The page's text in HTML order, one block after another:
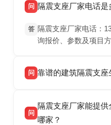
问 隔震支座厂家电话是
答 隔震支座厂家电话：
询报价、参数及项目方
问 靠谱的建筑隔震支座
震支座厂家，专业生
HDR 高阻尼、FPS 摩
问
隔震支座厂家能提
哪家？